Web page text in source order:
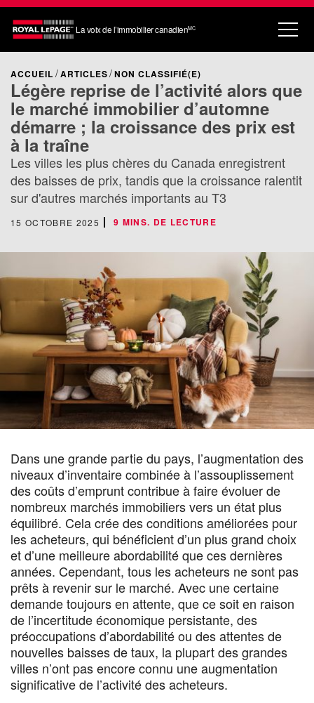
La voix de l’immobilier canadienMC
ACCUEIL ARTICLES NON CLASSIFIÉ(E)
Légère reprise de l’activité alors que
le marché immobilier d’automne
démarre ; la croissance des prix est
à la traîne
Les villes les plus chères du Canada enregistrent
des baisses de prix, tandis que la croissance ralentit
sur d'autres marchés importants au T3
15 OCTOBRE 2025 9 MINS. DE LECTURE
Dans une grande partie du pays, l’augmentation des
niveaux d’inventaire combinée à l’assouplissement
des coûts d’emprunt contribue à faire évoluer de
nombreux marchés immobiliers vers un état plus
équilibré. Cela crée des conditions améliorées pour
les acheteurs, qui bénéficient d’un plus grand choix
et d’une meilleure abordabilité que ces dernières
années. Cependant, tous les acheteurs ne sont pas
prêts à revenir sur le marché. Avec une certaine
demande toujours en attente, que ce soit en raison
de l’incertitude économique persistante, des
préoccupations d’abordabilité ou des attentes de
nouvelles baisses de taux, la plupart des grandes
villes n’ont pas encore connu une augmentation
significative de l’activité des acheteurs.